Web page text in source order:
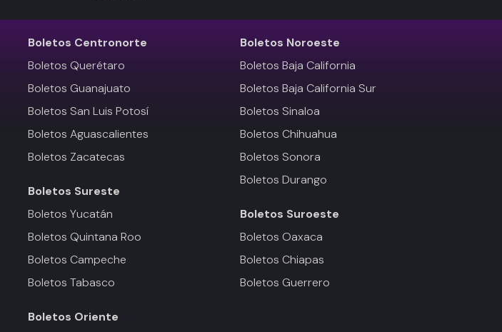
Boletos Centronorte
Boletos Querétaro
Boletos Guanajuato
Boletos San Luis Potosí
Boletos Aguascalientes
Boletos Zacatecas
Boletos Sureste
Boletos Yucatán
Boletos Quintana Roo
Boletos Campeche
Boletos Tabasco
Boletos Oriente
Boletos Noroeste
Boletos Baja California
Boletos Baja California Sur
Boletos Sinaloa
Boletos Chihuahua
Boletos Sonora
Boletos Durango
Boletos Suroeste
Boletos Oaxaca
Boletos Chiapas
Boletos Guerrero